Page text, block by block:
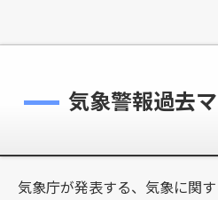
気象警報過去
気象庁が発表する、気象に関